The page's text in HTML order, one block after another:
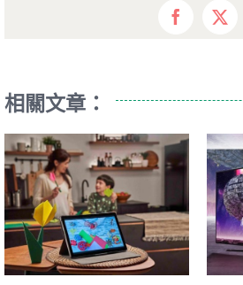
Facebook
X
相關文章：